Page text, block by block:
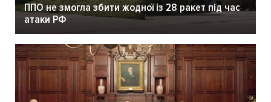
ППО не змогла збити жодної із 28 ракет під час
атаки РФ